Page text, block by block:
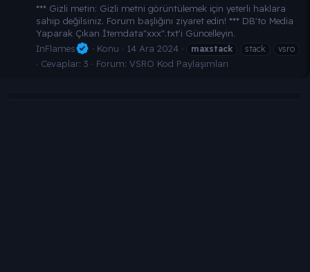
*** Gizli metin: Gizli metni görüntülemek için yeterli haklara
sahip değilsiniz. Forum başlığını ziyaret edin! *** DB'to Media
Yaparak Çıkan İtemdata"xxx".txt'i Güncelleyin.
InFlames
Konu 14 Ara 2024 maxstack stack vsro
Cevaplar: 3 Forum: VSRO Kod Paylaşımları